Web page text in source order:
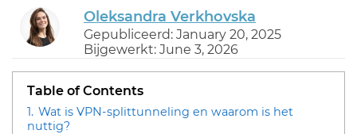
Oleksandra Verkhovska
Gepubliceerd: January 20, 2025
Bijgewerkt: June 3, 2026
Table of Contents
1. Wat is VPN-splittunneling en waarom is het
nuttig?